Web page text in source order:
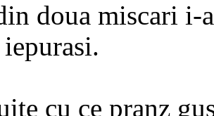
doua miscari i-
cu ce pranz